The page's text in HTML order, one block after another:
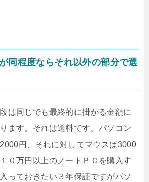
同程度ならそれ以外の部分で選
は同じでも最終的に掛かる金額に
ます。それは送料です。パソコン
円、それに対してマウスは3000
０万円以上のノートＰＣを購入す
っておきたい３年保証ですがパソ